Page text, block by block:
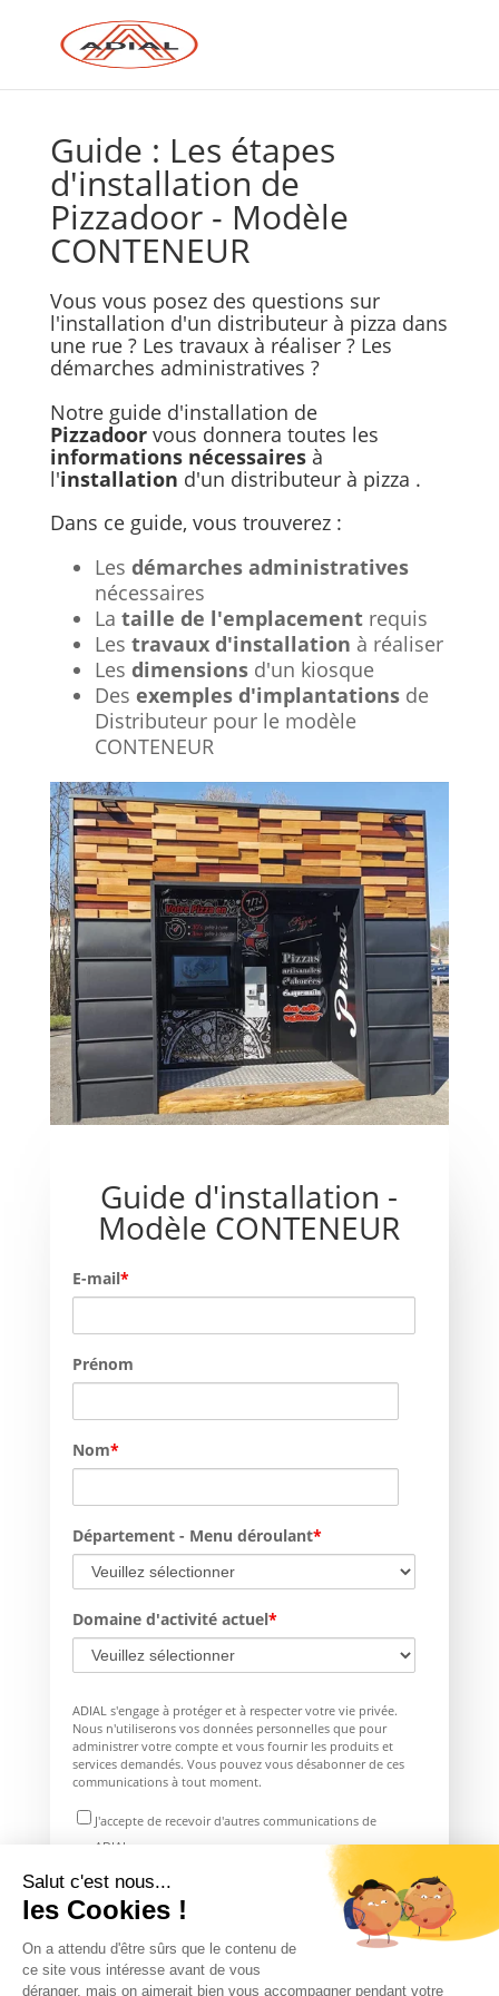
Salut c'est nous...
les Cookies !
On a attendu d'être sûrs que le contenu de
ce site vous intéresse avant de vous
déranger, mais on aimerait bien vous accompagner pendant votre
Guide : Les étapes
d'installation de
Pizzadoor - Modèle
CONTENEUR
Vous vous posez des questions sur
l'installation d'un distributeur à pizza dans
une rue ? Les travaux à réaliser ? Les
démarches administratives ?
Notre guide d'installation de
Pizzadoorvous donnera toutes les
informations nécessairesà
l'installation d'un distributeur à pizza .
Dans ce guide, vous trouverez :
Les démarches administratives
nécessaires
La taille de l'emplacementrequis
Les travaux d'installation à réaliser
Les dimensionsd'un kiosque
Des exemples d'implantationsde
Distributeur pour le modèle
CONTENEUR
Guide d'installation -
Modèle CONTENEUR
E-mail*
Prénom
Nom*
Département - Menu déroulant*
Domaine d'activité actuel*
ADIAL s'engage à protéger et à respecter votre vie privée.
Nous n'utiliserons vos données personnelles que pour
administrer votre compte et vous fournir les produits et
services demandés. Vous pouvez vous désabonner de ces
communications à tout moment.
J'accepte de recevoir d'autres communications de
ADIAL.
Vous pouvez consulter notre page
Gestion de vos données
pour en savoir plus.
En cliquant sur « Découvrir le guide » ci-dessous, vous
autorisez l’entreprise ADIAL à stocker et traiter les données
personnelles soumises ci-dessus afin qu’elle vous fournisse le
contenu demandé.